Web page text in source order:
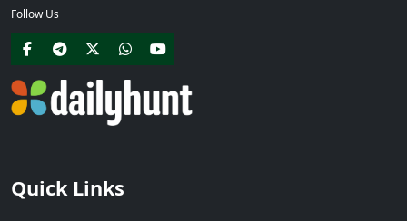
Follow Us
Quick Links